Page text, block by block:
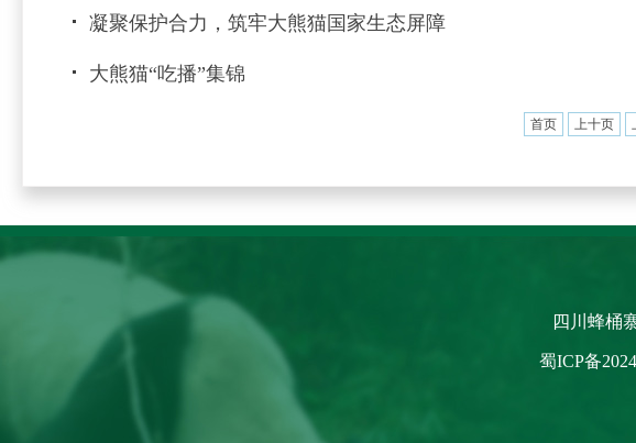
凝聚保护合力，筑牢大熊猫国家生态屏障
大熊猫“吃播”集锦
首页 上十页
四川蜂桶
蜀ICP备